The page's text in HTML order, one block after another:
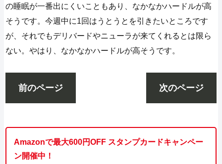
の睡眠が一番出にくいこともあり、なかなかハードルが高
そうです。今週中に1回はうとうとを引きたいところです
が、それでもデリバードやニューラが来てくれるとは限ら
ない。やはり、なかなかハードルが高そうです。
前のページ 次のページ
Amazonで最大600円OFF スタンプカードキャンペー
ン開催中！